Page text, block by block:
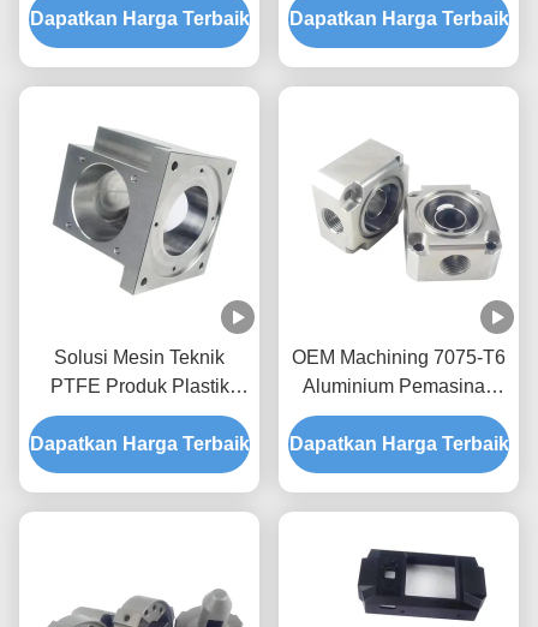
Dapatkan Harga Terbaik
Dapatkan Harga Terbaik
Solusi Mesin Teknik
PTFE Produk Plastik
Mesin CNC Layanan
Prototipe
Dapatkan Harga Terbaik
OEM Machining 7075-T6
Aluminium Pemasinan
khusus 5052 Aluminium
Dapatkan Harga Terbaik